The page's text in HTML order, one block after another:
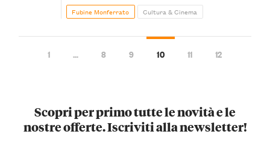
Fubine Monferrato Cultura & Cinema
1 … 8 9 10 11 12
Scopri per primo tutte le novità e le
nostre offerte. Iscriviti alla newsletter!